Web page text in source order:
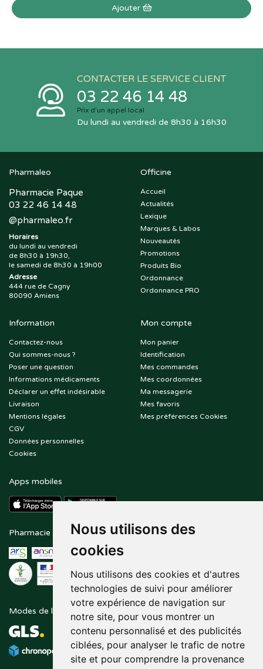
Nous utilisons des
cookies
Nous utilisons des cookies et d'autres
technologies de suivi pour améliorer
votre expérience de navigation sur
notre site, pour vous montrer un
contenu personnalisé et des publicités
ciblées, pour analyser le trafic de notre
site et pour comprendre la provenance
Ajouter
CONTACTER LE SERVICE CLIENT
03 22 46 14 48
Prix d’un appel local
Du lundi au vendredi de 8h30 à 16h30
Pharmaleo
Pharmacie Paque
03 22 46 14 48
@pharmaleo.fr
Horaires
du lundi au vendredi
de 8h30 à 19h30,
le samedi de 8h30 à 19h00
Adresse
444 rue de Cagny
80090 Amiens
Officine
Accueil
Actualités
Lexique
Marques & Labos
Nouveautés
Promotions
Produits Bio
Ordonnance
Ordonnance PRO
Information
Contactez-nous
Qui sommes-nous ?
Poser une question
Informations médicaments
Déclarer un effet indésirable
Livraison
Mentions légales
CGV
Données personnelles
Cookies
Mon compte
Mon panier
Identification
Mes commandes
Mes coordonnées
Ma messagerie
Mes favoris
Mes préférences Cookies
Apps mobiles
Pharmacie en ligne agréée Paiement sécurisé
Modes de livraison Suivez-nous sur